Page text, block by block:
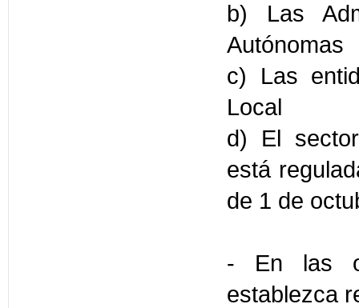
b) Las
Autónomas
c) Las
Local
d) El
está
de 1 de
- En las
establezca